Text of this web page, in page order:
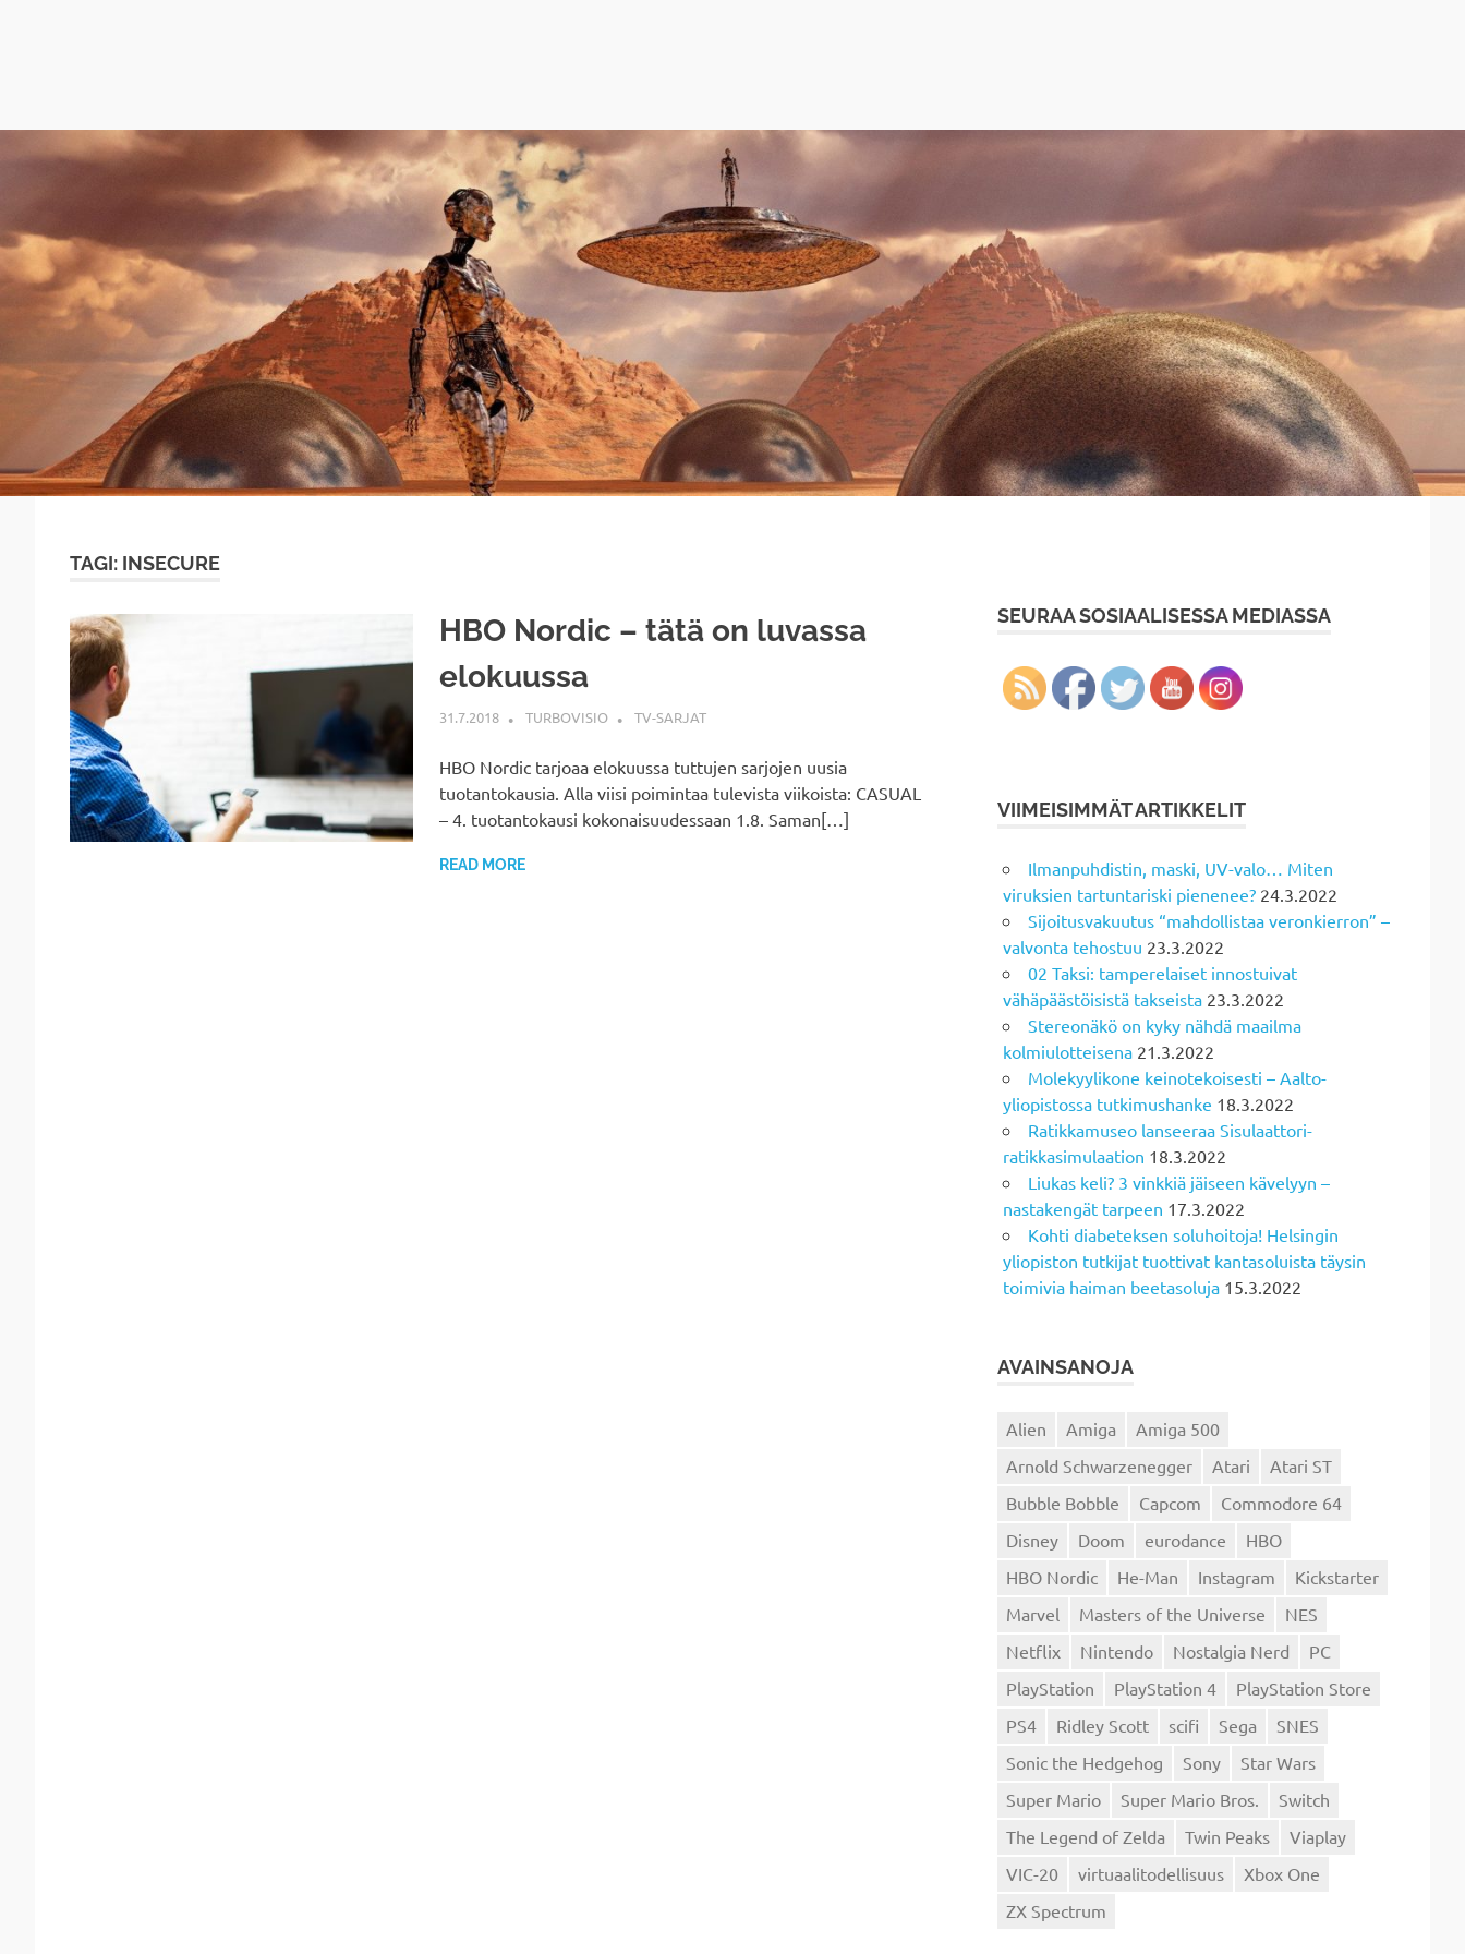
TAGI: INSECURE
HBO Nordic – tätä on luvassa
elokuussa
31.7.2018 TURBOVISIO TV-SARJAT
HBO Nordic tarjoaa elokuussa tuttujen sarjojen uusia
tuotantokausia. Alla viisi poimintaa tulevista viikoista: CASUAL
– 4. tuotantokausi kokonaisuudessaan 1.8. Saman[…]
READ MORE
SEURAA SOSIAALISESSA MEDIASSA
VIIMEISIMMÄT ARTIKKELIT
Ilmanpuhdistin, maski, UV-valo… Miten
viruksien tartuntariski pienenee? 24.3.2022
Sijoitusvakuutus “mahdollistaa veronkierron” –
valvonta tehostuu 23.3.2022
02 Taksi: tamperelaiset innostuivat
vähäpäästöisistä takseista 23.3.2022
Stereonäkö on kyky nähdä maailma
kolmiulotteisena 21.3.2022
Molekyylikone keinotekoisesti – Aalto-
yliopistossa tutkimushanke 18.3.2022
Ratikkamuseo lanseeraa Sisulaattori-
ratikkasimulaation 18.3.2022
Liukas keli? 3 vinkkiä jäiseen kävelyyn –
nastakengät tarpeen 17.3.2022
Kohti diabeteksen soluhoitoja! Helsingin
yliopiston tutkijat tuottivat kantasoluista täysin
toimivia haiman beetasoluja 15.3.2022
AVAINSANOJA
Alien Amiga
Amiga 500
Arnold Schwarzenegger
Atari
Atari ST
Bubble Bobble
Capcom
Commodore 64
Disney
Doom eurodance
HBO
HBO Nordic
He-Man Instagram
Kickstarter
Marvel
Masters of the Universe
NES
Netflix
Nintendo Nostalgia Nerd
PC
PlayStation
PlayStation 4
PlayStation Store
PS4
Ridley Scott scifi Sega
SNES
Sonic the Hedgehog
Sony
Star Wars
Super Mario
Super Mario Bros.
Switch
The Legend of Zelda
Twin Peaks
Viaplay
VIC-20
virtuaalitodellisuus
Xbox One
ZX Spectrum